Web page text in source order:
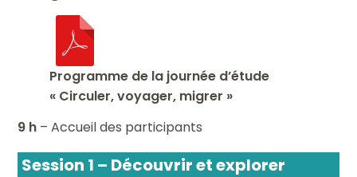
Programme de la journée d’étude
« Circuler, voyager, migrer »
9 h – Accueil des participants
Session 1 – Découvrir et explorer